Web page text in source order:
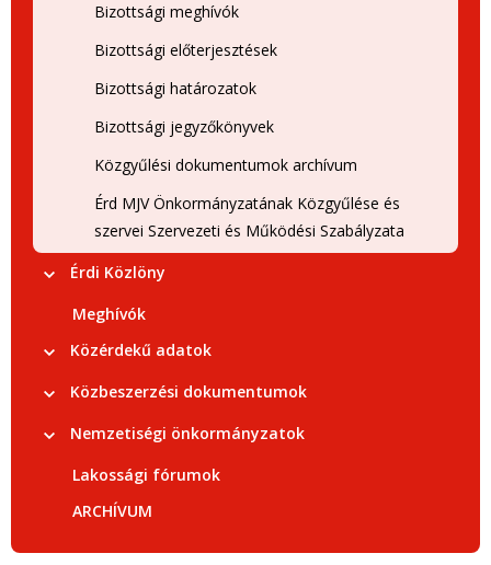
Bizottsági meghívók
Bizottsági előterjesztések
Bizottsági határozatok
Bizottsági jegyzőkönyvek
Közgyűlési dokumentumok archívum
Érd MJV Önkormányzatának Közgyűlése és
szervei Szervezeti és Működési Szabályzata
Érdi Közlöny
Meghívók
Közérdekű adatok
Közbeszerzési dokumentumok
Nemzetiségi önkormányzatok
Lakossági fórumok
ARCHÍVUM